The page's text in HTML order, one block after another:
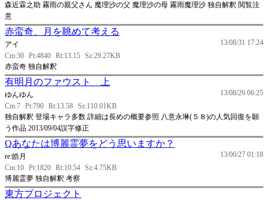
森近霖之助 霧雨の親父さん 魔理沙の父 魔理沙の母 霧雨魔理沙 独自解釈 閲覧注
意
赤蛮奇、月を眺めて考える
13/08/31 17:24
アイ
Cm:30 Pt:4840 Rt:13.15 Sz:29.27KB
赤蛮奇 独自解釈
有明月のファウスト 上
13/08/26 06:25
ゆんゆん
Cm:7 Pt:790 Rt:13.58 Sz:110.01KB
独自解釈 登場キャラ多数 詳細は長めの概要参照 八意永琳(５８)の人気回復を願
う作品 2013/09/04誤字修正
Qあなたは博麗霊夢をどう思いますか？
13/06/27 01:18
re:皓月
Cm:10 Pt:1820 Rt:10.54 Sz:4.75KB
博麗霊夢 独自解釈 考察
東方プロジェクト